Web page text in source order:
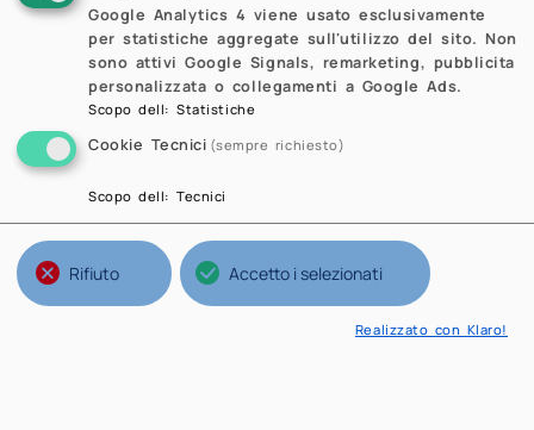
Google Analytics 4 viene usato esclusivamente
per statistiche aggregate sull'utilizzo del sito. Non
sono attivi Google Signals, remarketing, pubblicita
personalizzata o collegamenti a Google Ads.
Scopo dell:Statistiche
Cookie Tecnici (sempre richiesto)
Scopo dell:Tecnici
Rifiuto Accetto i selezionati
Realizzato con Klaro!